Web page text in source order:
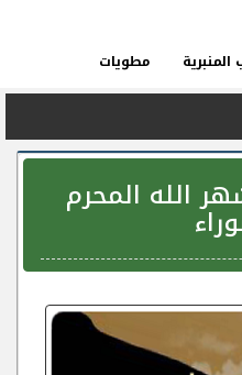
مطويات
الله المحرم